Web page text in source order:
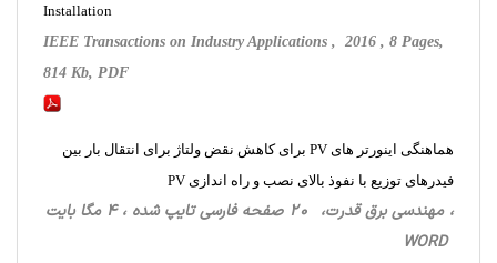
Installation
IEEE Transactions on Industry Applications , 2016 , 8 Pages,
814 Kb, PDF
هماهنگی اینورتر های PV برای کاهش نقض ولتاژ برای انتقال بار بین
فیدرهای توزیع با نفوذ بالای نصب و راه اندازی PV
، مهندسی برق قدرت، 20 صفحه فارسی تایپ شده ، 4 مگا بایت
WORD